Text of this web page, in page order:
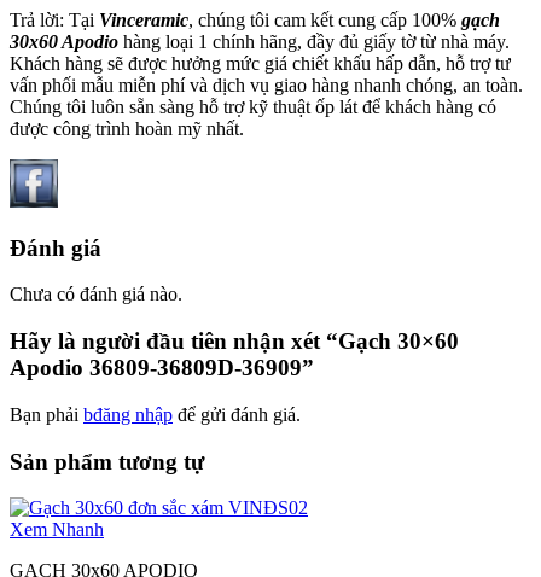
Trả lời: Tại Vinceramic, chúng tôi cam kết cung cấp 100% gạch
30x60 Apodio hàng loại 1 chính hãng, đầy đủ giấy tờ từ nhà máy.
Khách hàng sẽ được hưởng mức giá chiết khấu hấp dẫn, hỗ trợ tư
vấn phối mẫu miễn phí và dịch vụ giao hàng nhanh chóng, an toàn.
Chúng tôi luôn sẵn sàng hỗ trợ kỹ thuật ốp lát để khách hàng có
được công trình hoàn mỹ nhất.
Đánh giá
Chưa có đánh giá nào.
Hãy là người đầu tiên nhận xét “Gạch 30×60
Apodio 36809-36809D-36909”
Bạn phải bđăng nhập để gửi đánh giá.
Sản phẩm tương tự
Xem Nhanh
GẠCH 30x60 APODIO